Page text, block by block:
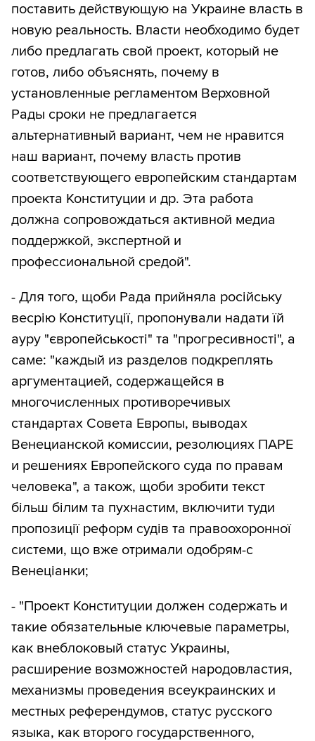
поставить действующую на Украине власть в
новую реальность. Власти необходимо будет
либо предлагать свой проект, который не
готов, либо объяснять, почему в
установленные регламентом Верховной
Рады сроки не предлагается
альтернативный вариант, чем не нравится
наш вариант, почему власть против
соответствующего европейским стандартам
проекта Конституции и др. Эта работа
должна сопровождаться активной медиа
поддержкой, экспертной и
профессиональной средой".
- Для того, щоби Рада прийняла російську
весрію Конституції, пропонували надати їй
ауру "європейськості" та "прогресивності", а
саме: "каждый из разделов подкреплять
аргументацией, содержащейся в
многочисленных противоречивых
стандартах Совета Европы, выводах
Венецианской комиссии, резолюциях ПАРЕ
и решениях Европейского суда по правам
человека", а також, щоби зробити текст
більш білим та пухнастим, включити туди
пропозиції реформ судів та правоохоронної
системи, що вже отримали одобрям-с
Венеціанки;
- "Проект Конституции должен содержать и
такие обязательные ключевые параметры,
как внеблоковый статус Украины,
расширение возможностей народовластия,
механизмы проведения всеукраинских и
местных референдумов, статус русского
языка, как второго государственного,